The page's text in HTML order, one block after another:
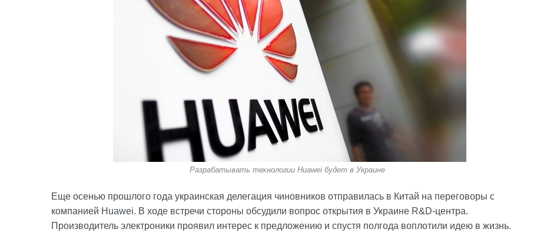
Разрабатывать технологии Huawei будет в Украине
Еще осенью прошлого года украинская делегация чиновников отправилась в Китай на переговоры с
компанией Huawei. В ходе встречи стороны обсудили вопрос открытия в Украине R&D-центра.
Производитель электроники проявил интерес к предложению и спустя полгода воплотили идею в жизнь.